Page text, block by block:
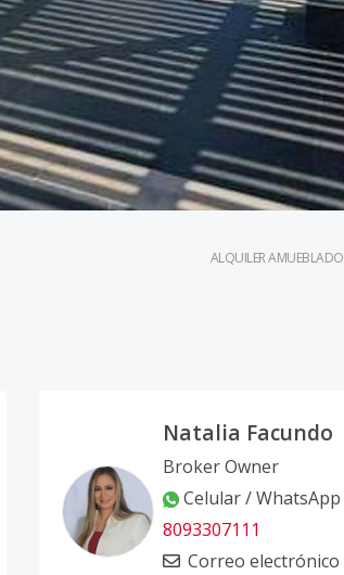
ALQUILER AMUEBLADO
Natalia Facundo
Broker Owner
Celular / WhatsApp
8093307111
Correo electrónico